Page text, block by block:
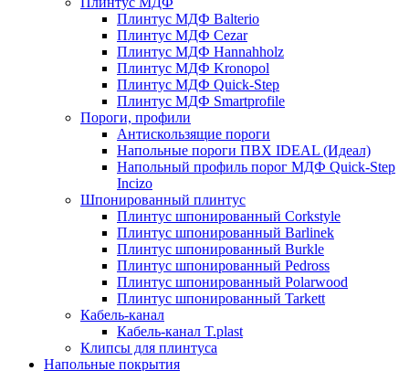
Плинтус МДФ Balterio
Плинтус МДФ Cezar
Плинтус МДФ Hannahholz
Плинтус МДФ Kronopol
Плинтус МДФ Quick-Step
Плинтус МДФ Smartprofile
Пороги, профили
Антискользящие пороги
Напольные пороги ПВХ IDEAL (Идеал)
Напольный профиль порог МДФ Quick-Step
Incizo
Шпонированный плинтус
Плинтус шпонированный Corkstyle
Плинтус шпонированный Barlinek
Плинтус шпонированный Burkle
Плинтус шпонированный Pedross
Плинтус шпонированный Polarwood
Плинтус шпонированный Tarkett
Кабель-канал
Кабель-канал T.plast
Клипсы для плинтуса
Напольные покрытия